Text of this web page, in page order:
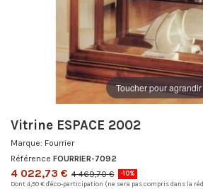
Toucher pour agrandir
Vitrine ESPACE 2002
Marque: Fourrier
Référence FOURRIER-7092
4 022,73 € 4 469,70 € -10%
Dont 4,50 € d'éco-participation (ne sera pas compris dans la